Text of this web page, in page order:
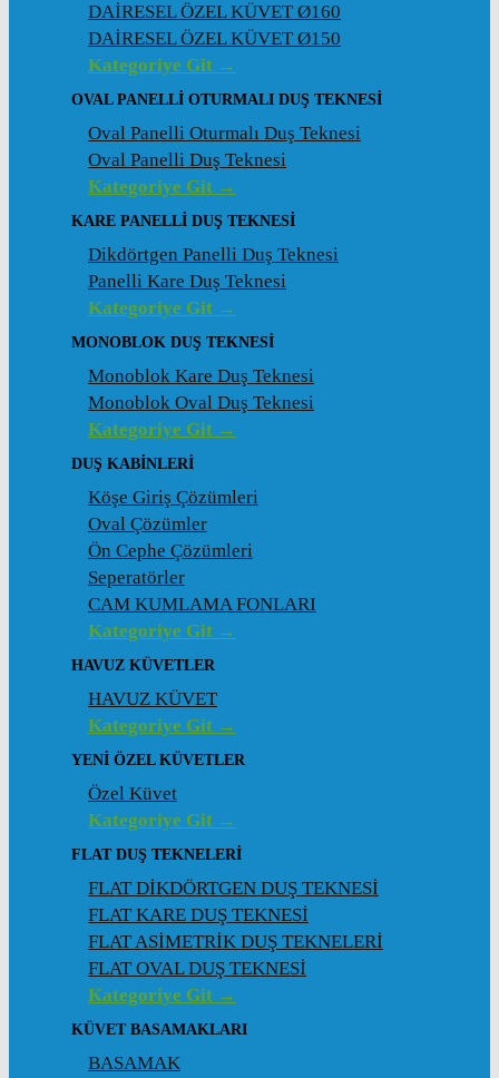
DAİRESEL ÖZEL KÜVET Ø160
DAİRESEL ÖZEL KÜVET Ø150
Kategoriye Git →
OVAL PANELLI OTURMALI DUŞ TEKNESI
Oval Panelli Oturmalı Duş Teknesi
Oval Panelli Duş Teknesi
Kategoriye Git →
KARE PANELLI DUŞ TEKNESI
Dikdörtgen Panelli Duş Teknesi
Panelli Kare Duş Teknesi
Kategoriye Git →
MONOBLOK DUŞ TEKNESI
Monoblok Kare Duş Teknesi
Monoblok Oval Duş Teknesi
Kategoriye Git →
DUŞ KABINLERI
Köşe Giriş Çözümleri
Oval Çözümler
Ön Cephe Çözümleri
Seperatörler
CAM KUMLAMA FONLARI
Kategoriye Git →
HAVUZ KÜVETLER
HAVUZ KÜVET
Kategoriye Git →
YENI ÖZEL KÜVETLER
Özel Küvet
Kategoriye Git →
FLAT DUŞ TEKNELERI
FLAT DİKDÖRTGEN DUŞ TEKNESİ
FLAT KARE DUŞ TEKNESİ
FLAT ASİMETRİK DUŞ TEKNELERİ
FLAT OVAL DUŞ TEKNESİ
Kategoriye Git →
KÜVET BASAMAKLARI
BASAMAK